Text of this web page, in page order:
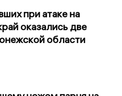
при атаке на
оказались две
области